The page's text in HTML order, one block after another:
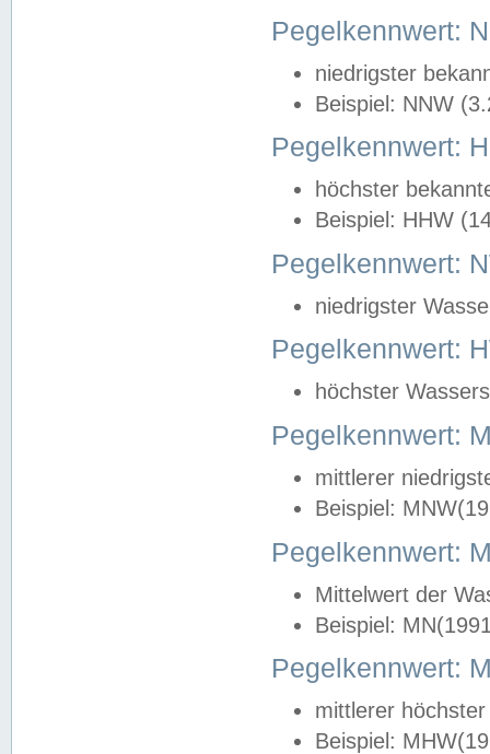
Pegelkennwert:
niedrigster
Beispiel: NNW
Pegelkennwert:
höchster
Beispiel: HHW
Pegelkennwert:
niedrigster
Pegelkennwert:
höchster
Pegelkennwert:
mittlerer
Beispiel:
Pegelkennwert:
Mittelwert der
Beispiel:
Pegelkennwert:
mittlerer
Beispiel: